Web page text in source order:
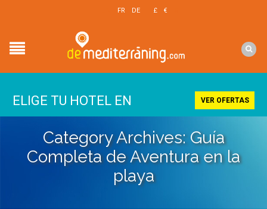
FR DE £ €
ELIGE TU HOTEL EN VER OFERTAS
Category Archives: Guía
Completa de Aventura en la
playa